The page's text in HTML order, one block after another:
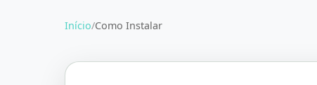
Início/Como Instalar